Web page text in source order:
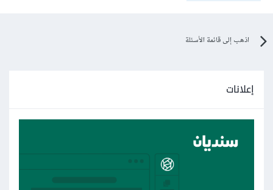
اذهب إلى قائمة الأسئلة
إعلانات